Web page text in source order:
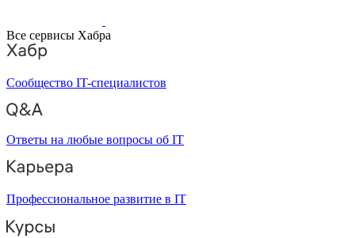
Все сервисы Хабра
Сообщество IT-специалистов
Ответы на любые вопросы об IT
Профессиональное развитие в IT